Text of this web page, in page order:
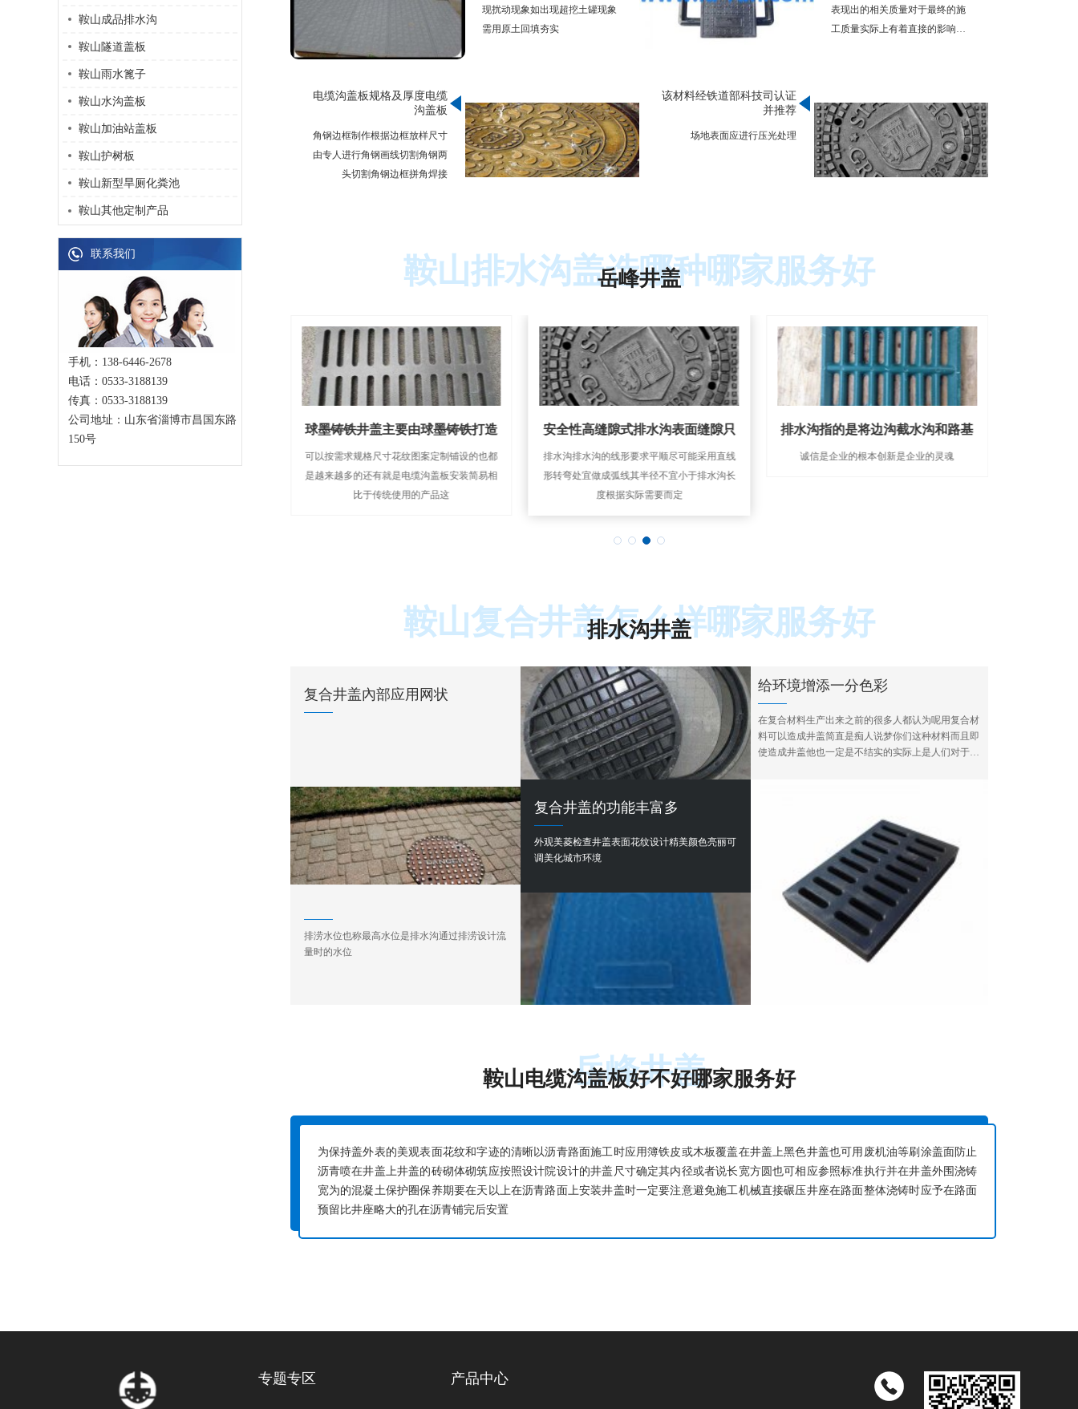
鞍山成品排水沟
鞍山隧道盖板
鞍山雨水篦子
鞍山水沟盖板
鞍山加油站盖板
鞍山护树板
鞍山新型旱厕化粪池
鞍山其他定制产品
联系我们
手机：138-6446-2678
电话：0533-3188139
传真：0533-3188139
公司地址：山东省淄博市昌国东路
150号
现扰动现象如出现超挖土罐现象
需用原土回填夯实
表现出的相关质量对于最终的施
工质量实际上有着直接的影响排
电缆沟盖板规格及厚度电缆
沟盖板
角钢边框制作根据边框放样尺寸
由专人进行角钢画线切割角钢两
头切割角钢边框拼角焊接
该材料经铁道部科技司认证
并推荐
场地表面应进行压光处理
岳峰井盖
鞍山排水沟盖选哪种哪家服务好
外形美观线条简洁外观银色潮流现 球墨铸铁井盖主要由球墨铸铁打造
可以按需求规格尺寸花纹图案定制铺设的也都
是越来越多的还有就是电缆沟盖板安装简易相
比于传统使用的产品这
安全性高缝隙式排水沟表面缝隙只
排水沟排水沟的线形要求平顺尽可能采用直线
形转弯处宜做成弧线其半径不宜小于排水沟长
度根据实际需要而定
排水沟指的是将边沟截水沟和路基
诚信是企业的根本创新是企业的灵魂
排水沟井盖
鞍山复合井盖怎么样哪家服务好
复合井盖內部应用网状
复合井盖的功能丰富多
外观美菱检查井盖表面花纹设计精美颜色亮丽可
调美化城市环境
排涝水位也称最高水位是排水沟通过排涝设计流
量时的水位
给环境增添一分色彩
在复合材料生产出来之前的很多人都认为呢用复合材
料可以造成井盖简直是痴人说梦你们这种材料而且即
使造成井盖他也一定是不结实的实际上是人们对于工
鞍山电缆沟盖板好不好哪家服务好
岳峰井盖
为保持盖外表的美观表面花纹和字迹的清晰以沥青路面施工时应用簿铁皮或木板覆盖在井盖上黑色井盖也可用废机油等刷涂盖面防止
沥青喷在井盖上井盖的砖砌体砌筑应按照设计院设计的井盖尺寸确定其内径或者说长宽方圆也可相应参照标准执行并在井盖外围浇铸
宽为的混凝土保护圈保养期要在天以上在沥青路面上安装井盖时一定要注意避免施工机械直接碾压井座在路面整体浇铸时应予在路面
预留比井座略大的孔在沥青铺完后安置
专题专区 产品中心